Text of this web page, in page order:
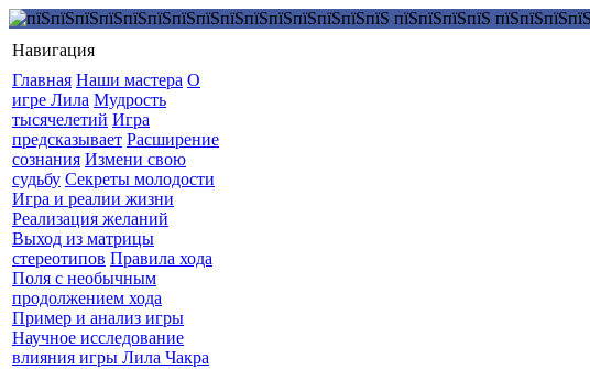
Навигация
Главная Наши мастера О
игре Лила Мудрость
тысячелетий Игра
предсказывает Расширение
сознания Измени свою
судьбу Секреты молодости
Игра и реалии жизни
Реализация желаний
Выход из матрицы
стереотипов Правила хода
Поля с необычным
продолжением хода
Пример и анализ игры
Научное исследование
влияния игры Лила Чакра